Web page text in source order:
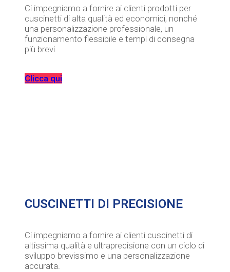
Ci impegniamo a fornire ai clienti prodotti per
cuscinetti di alta qualità ed economici, nonché
una personalizzazione professionale, un
funzionamento flessibile e tempi di consegna
più brevi.
Clicca qui
CUSCINETTI DI PRECISIONE
Ci impegniamo a fornire ai clienti cuscinetti di
altissima qualità e ultraprecisione con un ciclo di
sviluppo brevissimo e una personalizzazione
accurata.